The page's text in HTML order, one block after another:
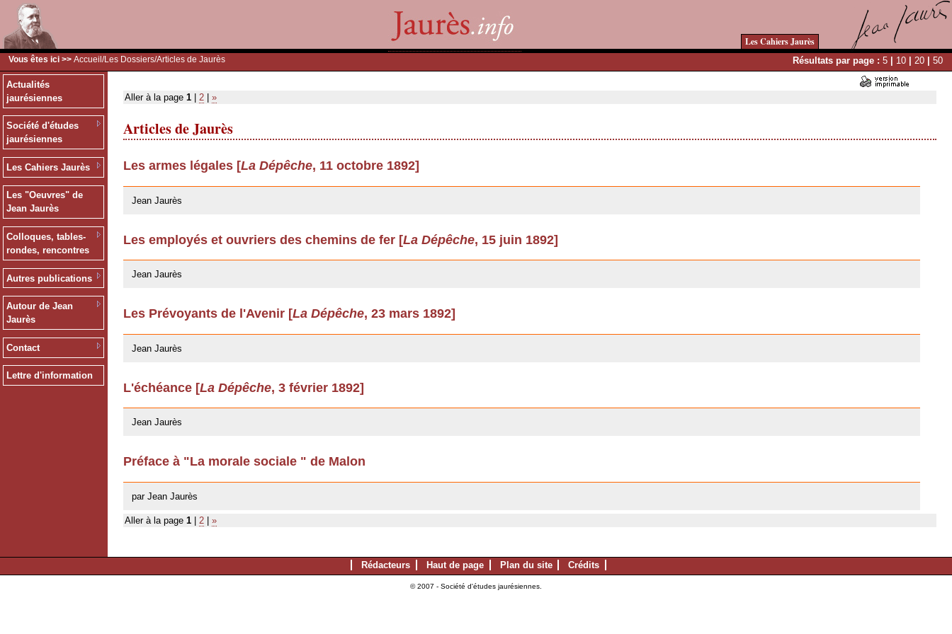
Les Cahiers Jaurès
Vous êtes ici >> Accueil /Les Dossiers/Articles de Jaurès Résultats par page : 5 | 10 | 20 | 50
Actualités
jaurésiennes
Société d'études
jaurésiennes
Les Cahiers Jaurès
Les "Oeuvres" de
Jean Jaurès
Colloques, tables-
rondes, rencontres
Autres publications
Autour de Jean
Jaurès
Contact
Lettre d'information
Aller à la page 1 2 »
Articles de Jaurès
Les armes légales [La Dépêche, 11 octobre 1892]
Jean Jaurès
Les employés et ouvriers des chemins de fer [La Dépêche, 15 juin 1892]
Jean Jaurès
Les Prévoyants de l'Avenir [La Dépêche, 23 mars 1892]
Jean Jaurès
L'échéance [La Dépêche, 3 février 1892]
Jean Jaurès
Préface à "La morale sociale " de Malon
par Jean Jaurès
Aller à la page 1 2 »
Rédacteurs Haut de page Plan du site Crédits
© 2007 - Société d'études jaurésiennes.